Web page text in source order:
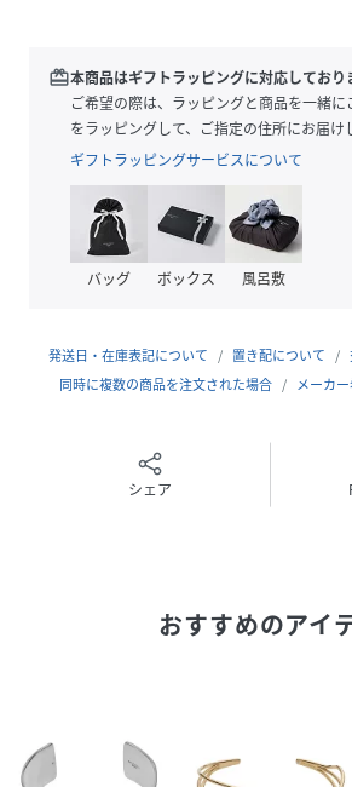
ークのデザインやライフスタイルにイン
を展開してきました。とくに、デンマー
や街並み、「HYGGE（ヒュッゲ）」と
らしや家族や友人との時間を大切にする
のモノづくりにおいてはそれらがいつも
の源となっています。
<ご確認ください>
す。あらかじめご了承ください。
※ご利用のモニター環境や照明の影響に
いただきますようお願いいたします。
※商品タグに記載している価格につきま
サイズ FREE
redeem本商品はギフトラッピングに対応しており
ご希望の際は、ラッピングと商品を一緒
をラッピングして、ご指定の住所にお届け
ギフトラッピングサービスについて
バッグ ボックス 風呂敷
発送日・在庫表記について 置き配について
同時に複数の商品を注文された場合
メーカ
シェア
おすすめのアイ